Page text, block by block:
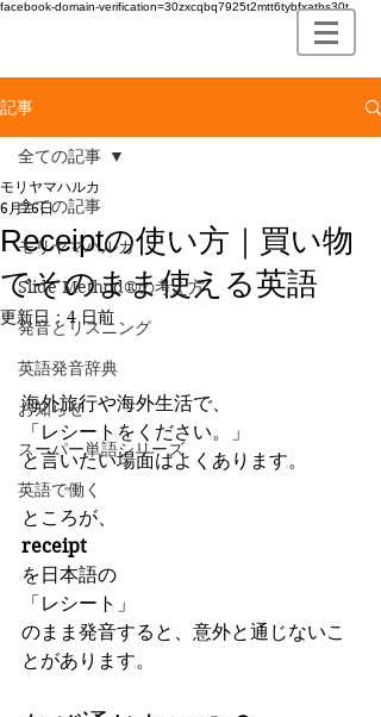
facebook-domain-verification=30zxcqbq7925t2mtt6tybfxatbs30t
記事
全ての記事
モリヤマハルカ
Slide Method®の考え方
発音とリスニング
英語発音辞典
お知らせ
スーパー単語シリーズ
英語で働く
全ての記事
Receiptの使い方｜買い物
でそのまま使える英語
モリヤマハルカ
6月26日
更新日： 4 日前
海外旅行や海外生活で、
「レシートをください。」
と言いたい場面はよくあります。
ところが、
receipt
を日本語の
「レシート」
のまま発音すると、意外と通じないこ
とがあります。